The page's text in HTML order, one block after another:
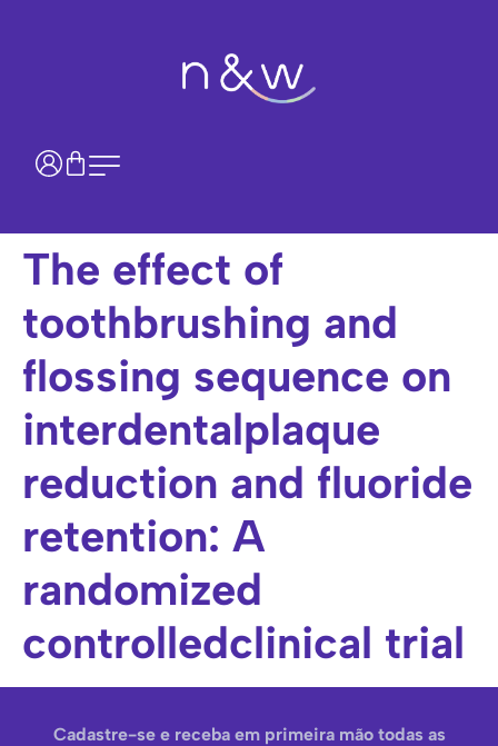
The effect of
toothbrushing and
flossing sequence on
interdentalplaque
reduction and fluoride
retention: A
randomized
controlledclinical trial
Cadastre-se e receba em primeira mão todas as